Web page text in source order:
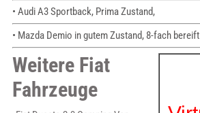
• Audi A3 Sportback, Prima Zustand,
• Mazda Demio in gutem Zustand, 8-fach bereift
Weitere Fiat
Fahrzeuge